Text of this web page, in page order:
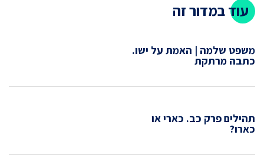
עוד במדור זה
משפט שלמה | האמת על ישו.
כתבה מרתקת
תהילים פרק כב. כארי או
כארו?